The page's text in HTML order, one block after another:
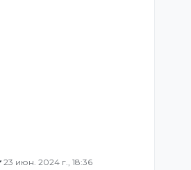
23 июн. 2024 г., 18:36